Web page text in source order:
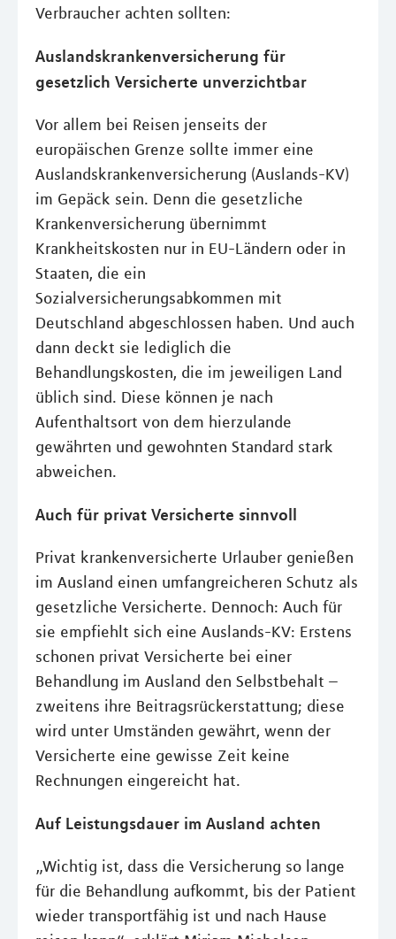
Verbraucher achten sollten:
Auslandskrankenversicherung für
gesetzlich Versicherte unverzichtbar
Vor allem bei Reisen jenseits der
europäischen Grenze sollte immer eine
Auslandskrankenversicherung (Auslands-KV)
im Gepäck sein. Denn die gesetzliche
Krankenversicherung übernimmt
Krankheitskosten nur in EU-Ländern oder in
Staaten, die ein
Sozialversicherungsabkommen mit
Deutschland abgeschlossen haben. Und auch
dann deckt sie lediglich die
Behandlungskosten, die im jeweiligen Land
üblich sind. Diese können je nach
Aufenthaltsort von dem hierzulande
gewährten und gewohnten Standard stark
abweichen.
Auch für privat Versicherte sinnvoll
Privat krankenversicherte Urlauber genießen
im Ausland einen umfangreicheren Schutz als
gesetzliche Versicherte. Dennoch: Auch für
sie empfiehlt sich eine Auslands-KV: Erstens
schonen privat Versicherte bei einer
Behandlung im Ausland den Selbstbehalt –
zweitens ihre Beitragsrückerstattung; diese
wird unter Umständen gewährt, wenn der
Versicherte eine gewisse Zeit keine
Rechnungen eingereicht hat.
Auf Leistungsdauer im Ausland achten
„Wichtig ist, dass die Versicherung so lange
für die Behandlung aufkommt, bis der Patient
wieder transportfähig ist und nach Hause